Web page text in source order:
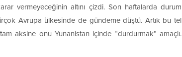
vermeyeceğinin altını çizdi. Son haftalarda durum
Avrupa ülkesinde de gündeme düştü. Artık bu tel
aksine onu Yunanistan içinde “durdurmak” amaçlı.